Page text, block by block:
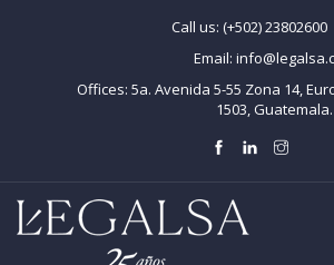
Call us: (+502) 23802600
Email:
Offices: 5a. Avenida 5-55 Zona 14,
1503, Guatemala.